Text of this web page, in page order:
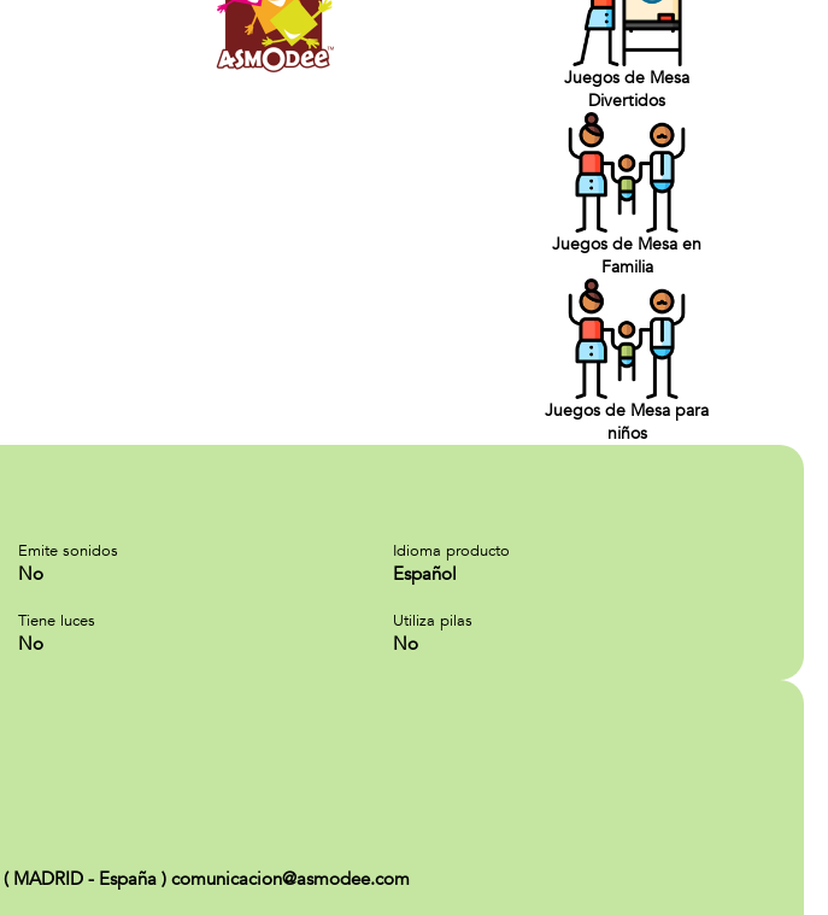
Juegos de Mesa
Divertidos
Juegos de Mesa en
Familia
Juegos de Mesa para
niños
Emite sonidos
No
Idioma producto
Español
Tiene luces
No
Utiliza pilas
No
MADRID - España ) comunicacion@asmodee.com